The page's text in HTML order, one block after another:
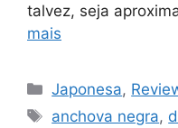
talvez, seja
mais
Categorias
Japonesa,
Tags
anchova negra,